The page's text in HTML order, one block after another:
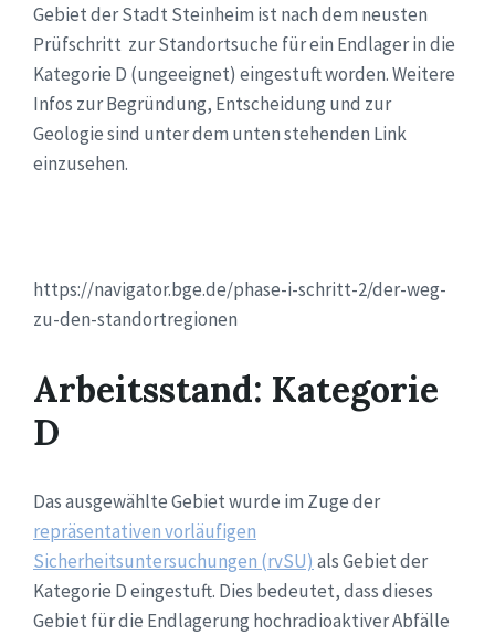
Gebiet der Stadt Steinheim ist nach dem neusten
Prüfschritt zur Standortsuche für ein Endlager in die
Kategorie D (ungeeignet) eingestuft worden. Weitere
Infos zur Begründung, Entscheidung und zur
Geologie sind unter dem unten stehenden Link
einzusehen.
https://navigator.bge.de/phase-i-schritt-2/der-weg-
zu-den-standortregionen
Arbeitsstand: Kategorie
D
Das ausgewählte Gebiet wurde im Zuge der
repräsentativen vorläufigen
Sicherheitsuntersuchungen (rvSU) als Gebiet der
Kategorie D eingestuft. Dies bedeutet, dass dieses
Gebiet für die Endlagerung hochradioaktiver Abfälle